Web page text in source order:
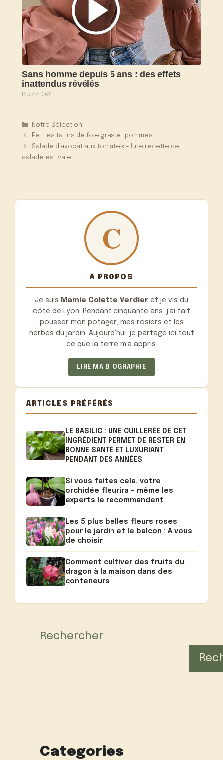
Catégories
Notre Sélection
Petites tatins de foie gras et pommes
Salade d’avocat aux tomates – Une recette de
salade estivale
À PROPOS
Je suis Mamie Colette Verdier et je vis du
côté de Lyon. Pendant cinquante ans, j'ai fait
pousser mon potager, mes rosiers et les
herbes du jardin. Aujourd'hui, je partage ici tout
ce que la terre m'a appris.
LIRE MA BIOGRAPHIE
ARTICLES PRÉFÉRÉS
LE BASILIC : UNE CUILLERÉE DE CET
INGRÉDIENT PERMET DE RESTER EN
BONNE SANTÉ ET LUXURIANT
PENDANT DES ANNÉES
Si vous faites cela, votre
orchidée fleurira – même les
experts le recommandent
Les 5 plus belles fleurs roses
pour le jardin et le balcon : A vous
de choisir
Comment cultiver des fruits du
dragon à la maison dans des
conteneurs
Rechercher
Categories